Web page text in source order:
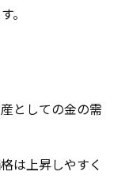
。
としての金の需
は上昇しやすく